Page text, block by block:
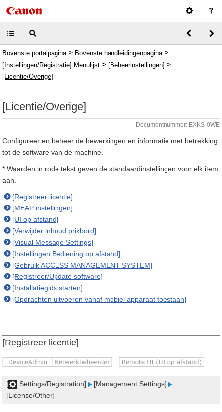
Bovenste portalpagina > Bovenste handleidingenpagina >
[Instellingen/Registratie] Menulijst > [Beheerinstellingen] >
[Licentie/Overige]
[Licentie/Overige]
Documentnummer: EXKS-0WE
Configureer en beheer de bewerkingen en informatie met betrekking
tot de software van de machine.
* Waarden in rode tekst geven de standaardinstellingen voor elk item
aan.
[Registreer licentie]
[MEAP instellingen]
[UI op afstand]
[Verwijder inhoud prikbord]
[Visual Message Settings]
[Instellingen Bediening op afstand]
[Gebruik ACCESS MANAGEMENT SYSTEM]
[Registreer/Update software]
[Installatiegids starten]
[Opdrachten uitvoeren vanaf mobiel apparaat toestaan]
[Registreer licentie]
[ Settings/Registration]
[Management Settings]
[License/Other]